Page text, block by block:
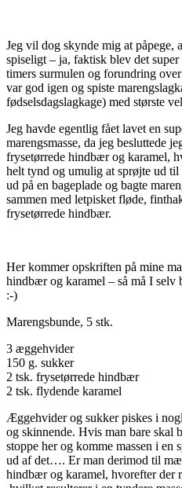
Jeg vil dog skynde mig at påpege,
spiseligt – ja, faktisk blev det
timers surmulen og forundring
var god igen og spiste
fødselsdagslagkage) med største
Jeg havde egentlig fået lavet en
marengsmasse, da jeg besluttede
frysetørrede hindbær og karamel,
helt tynd og umulig at sprøjte ud til
ud på en bageplade og bagte
sammen med letpisket fløde,
frysetørrede hindbær.
Her kommer opskriften på mine
hindbær og karamel – så må I selv
:-)
Marengsbunde, 5 stk.
3 æggehvider
150 g. sukker
2 tsk. frysetørrede hindbær
2 tsk. flydende karamel
Æggehvider og sukker piskes i
og skinnende. Hvis man bare skal
stoppe her og komme massen i en
ud af det…. Er man derimod til
hindbær og karamel, hvorefter der